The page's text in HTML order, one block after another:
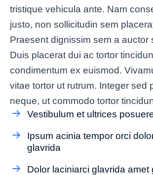
tristique vehicula ante. Nam
justo, non sollicitudin sem
Praesent dignissim sem a auctor
Duis placerat dui ac tortor
condimentum ex euismod.
vitae tortor ut rutrum. Integer sed
neque, ut commodo tortor
Vestibulum et ultrices
Ipsum acinia tempor orci
glavrida
Dolor laciniarci glavrida amet